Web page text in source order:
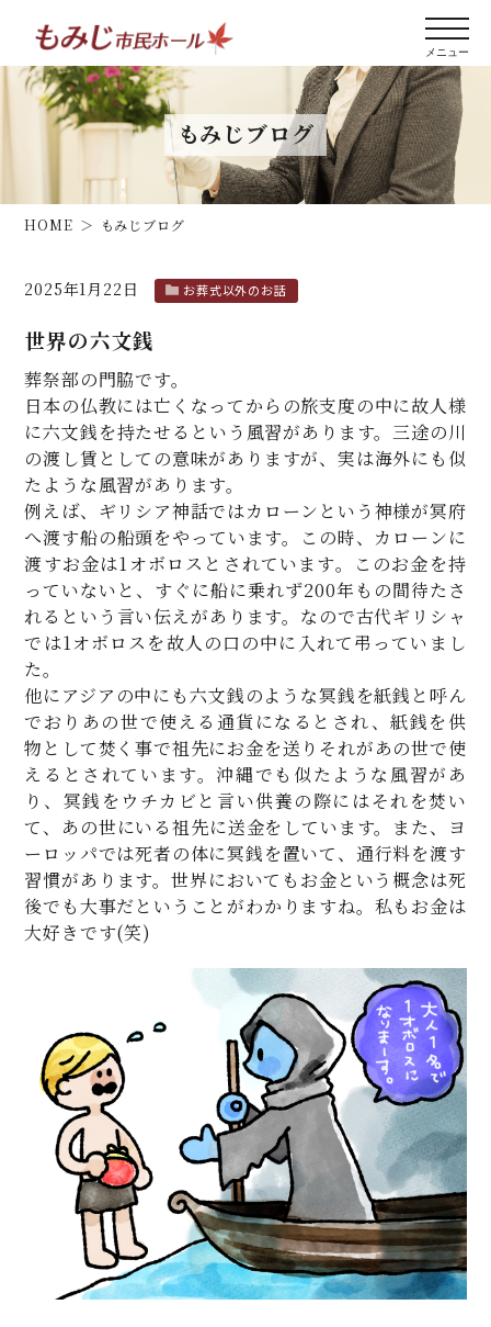
もみじブログ
HOME もみじブログ
2025年1月22日 お葬式以外のお話
世界の六文銭
葬祭部の門脇です。
日本の仏教には亡くなってからの旅支度の中に故人様
に六文銭を持たせるという風習があります。三途の川
の渡し賃としての意味がありますが、実は海外にも似
たような風習があります。
例えば、ギリシア神話ではカローンという神様が冥府
へ渡す船の船頭をやっています。この時、カローンに
渡すお金は1オボロスとされています。このお金を持
っていないと、すぐに船に乗れず200年もの間待たさ
れるという言い伝えがあります。なので古代ギリシャ
では1オボロスを故人の口の中に入れて弔っていまし
た。
他にアジアの中にも六文銭のような冥銭を紙銭と呼ん
でおりあの世で使える通貨になるとされ、紙銭を供
物として焚く事で祖先にお金を送りそれがあの世で使
えるとされています。沖縄でも似たような風習があ
り、冥銭をウチカビと言い供養の際にはそれを焚い
て、あの世にいる祖先に送金をしています。また、ヨ
ーロッパでは死者の体に冥銭を置いて、通行料を渡す
習慣があります。世界においてもお金という概念は死
後でも大事だということがわかりますね。私もお金は
大好きです(笑)